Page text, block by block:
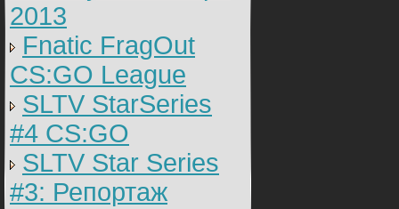
2013
Fnatic FragOut
CS:GO League
SLTV StarSeries
#4 CS:GO
SLTV Star Series
#3: Репортаж